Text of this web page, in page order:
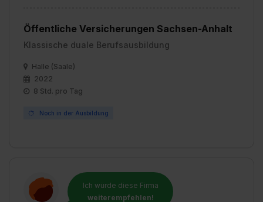
Öffentliche Versicherungen Sachsen-Anhalt
Klassische duale Berufsausbildung
Halle (Saale)
2022
8 Std. pro Tag
Noch in der Ausbildung
Ich würde diese Firma
weiterempfehlen!